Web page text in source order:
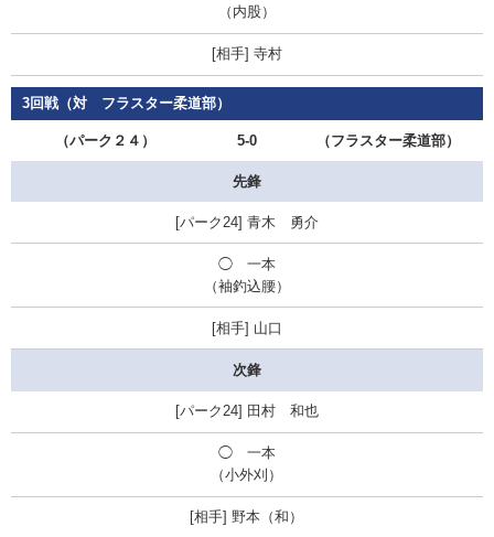
（内股）
寺村
3回戦（対 フラスター柔道部）
（パーク２４） 5-0 （フラスター柔道部）
先鋒
青木 勇介
◯一本
（袖釣込腰）
山口
次鋒
田村 和也
◯一本
（小外刈）
野本（和）